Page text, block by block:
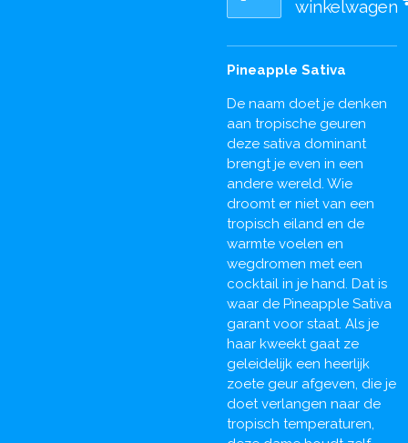
winkelwagen
Pineapple Sativa
De naam doet je denken
aan tropische geuren
deze sativa dominant
brengt je even in een
andere wereld. Wie
droomt er niet van een
tropisch eiland en de
warmte voelen en
wegdromen met een
cocktail in je hand. Dat is
waar de Pineapple Sativa
garant voor staat. Als je
haar kweekt gaat ze
geleidelijk een heerlijk
zoete geur afgeven, die je
doet verlangen naar de
tropisch temperaturen,